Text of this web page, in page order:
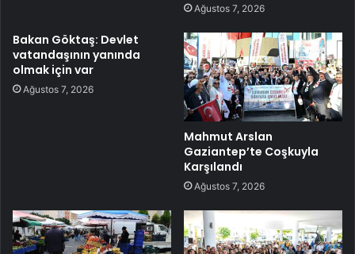
Ağustos 7, 2026
Bakan Göktaş: Devlet
vatandaşının yanında
olmak için var
Ağustos 7, 2026
Mahmut Arslan
Gaziantep’te Coşkuyla
Karşılandı
Ağustos 7, 2026